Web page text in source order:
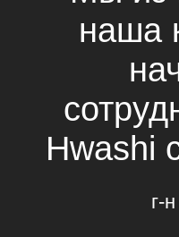
наша
Hwashi
г-